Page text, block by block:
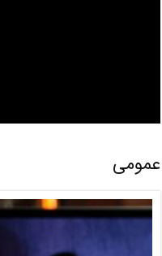
عمومی